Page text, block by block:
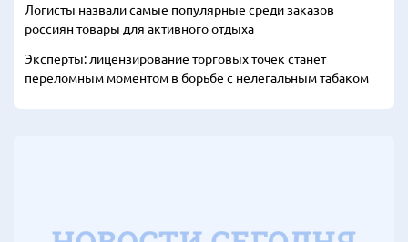
Логисты назвали самые популярные среди заказов
россиян товары для активного отдыха
Эксперты: лицензирование торговых точек станет
переломным моментом в борьбе с нелегальным табаком